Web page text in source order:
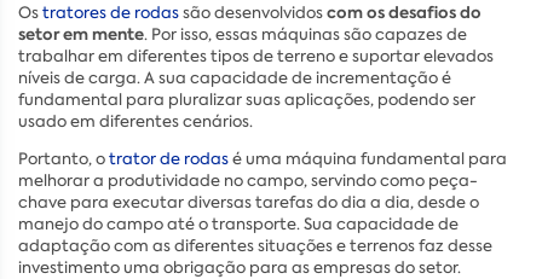
Ostratores de rodassão desenvolvidoscom os desafios do
setor em mente. Por isso, essas máquinas são capazes de
trabalhar em diferentes tipos de terreno e suportar elevados
níveis de carga. A sua capacidade de incrementação é
fundamental para pluralizar suas aplicações, podendo ser
usado em diferentes cenários.
Portanto, otrator de rodasé uma máquina fundamental para
melhorar a produtividade no campo, servindo como peça-
chave para executar diversas tarefas do dia a dia, desde o
manejo do campo até o transporte. Sua capacidade de
adaptação com as diferentes situações e terrenos faz desse
investimento uma obrigação para as empresas do setor.